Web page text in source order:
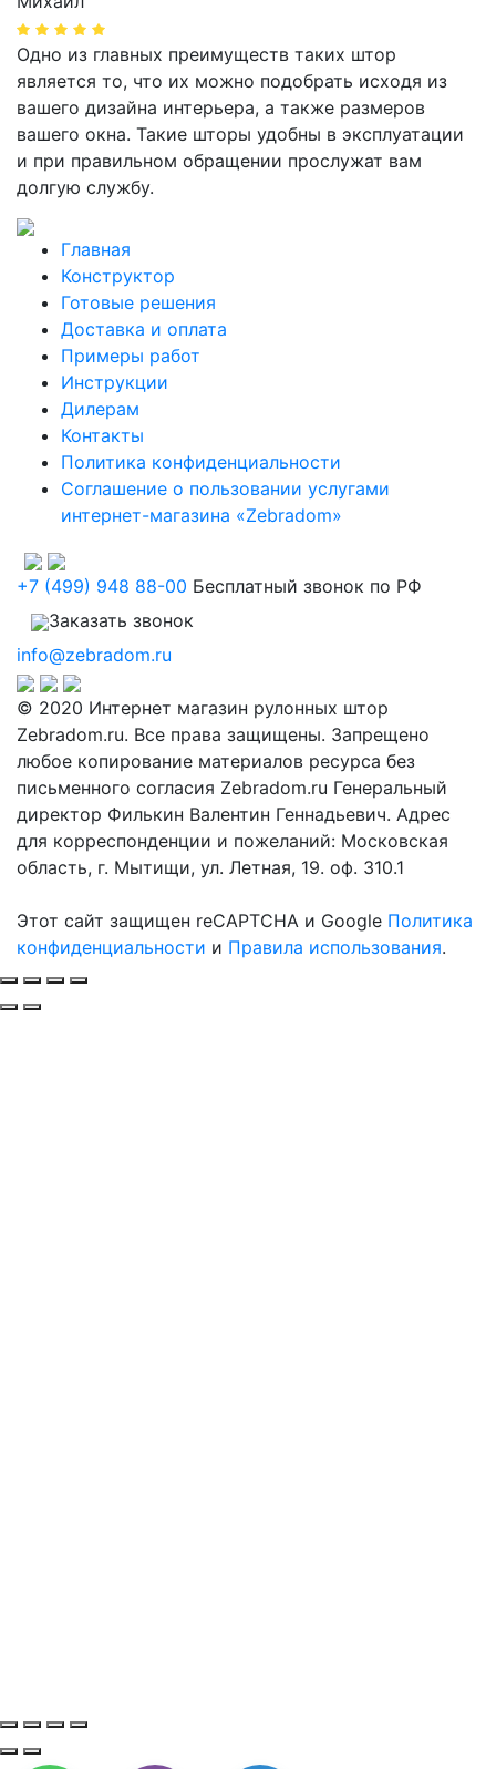
Одно из главных преимуществ таких штор
является то, что их можно подобрать исходя из
вашего дизайна интерьера, а также размеров
вашего окна. Такие шторы удобны в эксплуатации
и при правильном обращении прослужат вам
долгую службу.
Главная
Конструктор
Готовые решения
Доставка и оплата
Примеры работ
Инструкции
Дилерам
Контакты
Политика конфиденциальности
Соглашение о пользовании услугами
интернет-магазина «Zebradom»
+7 (499) 948 88-00 Бесплатный звонок по РФ
Заказать звонок
info@zebradom.ru
© 2020 Интернет магазин рулонных штор
Zebradom.ru. Все права защищены. Запрещено
любое копирование материалов ресурса без
письменного согласия Zebradom.ru Генеральный
директор Филькин Валентин Геннадьевич. Адрес
для корреспонденции и пожеланий: Московская
область, г. Мытищи, ул. Летная, 19. оф. 310.1
Этот сайт защищен reCAPTCHA и Google Политика
конфиденциальности и Правила использования.